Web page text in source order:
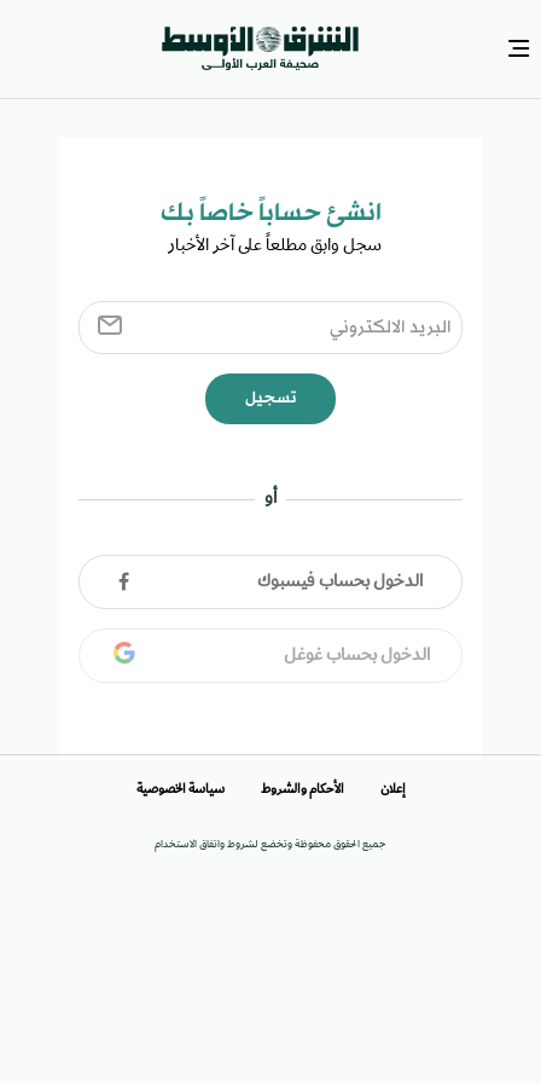
انشئ حساباً خاصاً بك​
سجل وابق مطلعاً على آخر الأخبار ​
تسجيل
أو
الدخول بحساب فيسبوك
الدخول بحساب غوغل
جميع الحقوق محفوظة وتخضع لشروط واتفاق الاستخدام
إعلان الأحكام والشروط سياسة الخصوصية